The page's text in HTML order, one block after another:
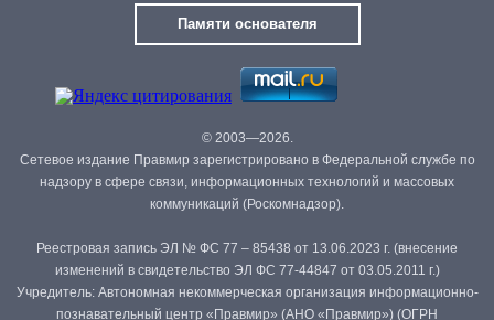
Памяти основателя
© 2003—2026.
Сетевое издание Правмир зарегистрировано в Федеральной службе по
надзору в сфере связи, информационных технологий и массовых
коммуникаций (Роскомнадзор).
Реестровая запись ЭЛ № ФС 77 – 85438 от 13.06.2023 г. (внесение
изменений в свидетельство ЭЛ ФС 77-44847 от 03.05.2011 г.)
Учредитель: Автономная некоммерческая организация информационно-
познавательный центр «Правмир» (АНО «Правмир») (ОГРН